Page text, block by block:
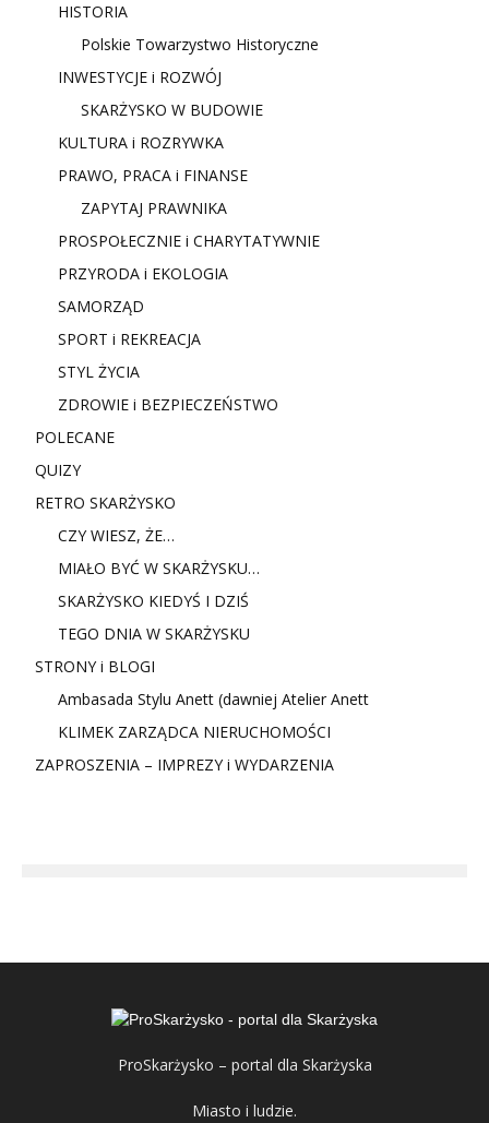
HISTORIA
Polskie Towarzystwo Historyczne
INWESTYCJE i ROZWÓJ
SKARŻYSKO W BUDOWIE
KULTURA i ROZRYWKA
PRAWO, PRACA i FINANSE
ZAPYTAJ PRAWNIKA
PROSPOŁECZNIE i CHARYTATYWNIE
PRZYRODA i EKOLOGIA
SAMORZĄD
SPORT i REKREACJA
STYL ŻYCIA
ZDROWIE i BEZPIECZEŃSTWO
POLECANE
QUIZY
RETRO SKARŻYSKO
CZY WIESZ, ŻE…
MIAŁO BYĆ W SKARŻYSKU…
SKARŻYSKO KIEDYŚ I DZIŚ
TEGO DNIA W SKARŻYSKU
STRONY i BLOGI
Ambasada Stylu Anett (dawniej Atelier Anett
KLIMEK ZARZĄDCA NIERUCHOMOŚCI
ZAPROSZENIA – IMPREZY i WYDARZENIA
ProSkarżysko – portal dla Skarżyska
Miasto i ludzie.